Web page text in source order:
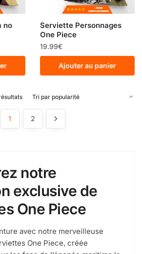
no
Serviette Personnages
One Piece
19.99€
Ajouter au panier
1 2
notre
exclusive de
One Piece
avec notre merveilleuse
One Piece, créée